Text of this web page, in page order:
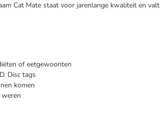
Cat Mate staat voor jarenlange kwaliteit en valt
of eetgewoonten
Disc tags
komen